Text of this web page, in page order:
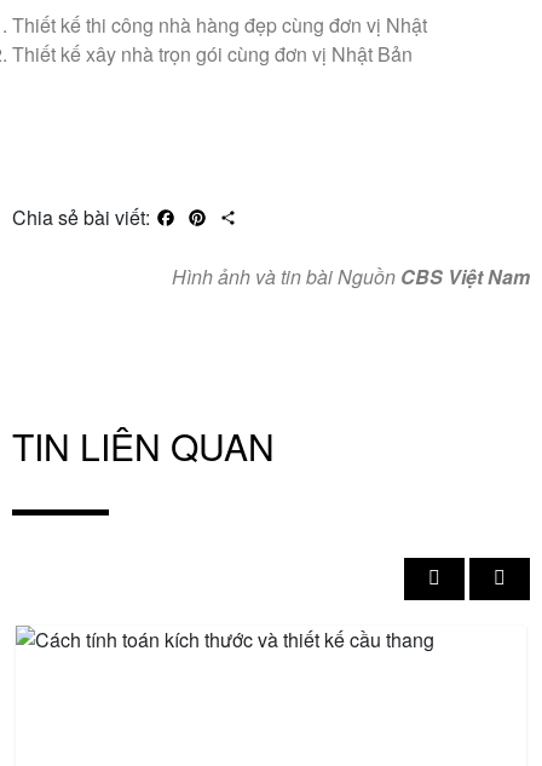
Thiết kế thi công nhà hàng đẹp cùng đơn vị Nhật
Thiết kế xây nhà trọn gói cùng đơn vị Nhật Bản
Chia sẻ bài viết: FacebookPinterest
Hình ảnh và tin bài Nguồn CBS Việt Nam
TIN LIÊN QUAN